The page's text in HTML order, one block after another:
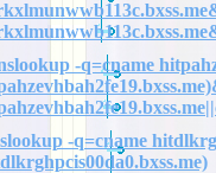
-q=cname
-q=cname